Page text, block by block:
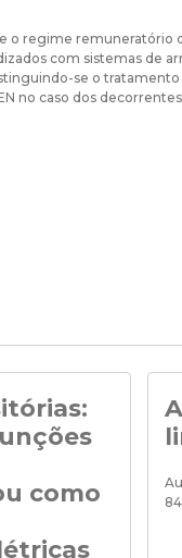
o regime
com sistemas de
se o
no caso dos
como